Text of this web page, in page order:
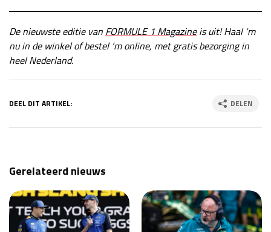
De nieuwste editie van FORMULE 1 Magazineis uit! Haal ‘m
nu in de winkel of bestel ‘m online, met gratis bezorging in
heel Nederland.
DEEL DIT ARTIKEL: DELEN
Gerelateerd nieuws